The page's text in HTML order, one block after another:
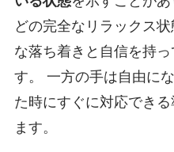
どの完全なリラックス
な落ち着きと自信を持
す。 一方の手は自由に
た時にすぐに対応でき
ます。